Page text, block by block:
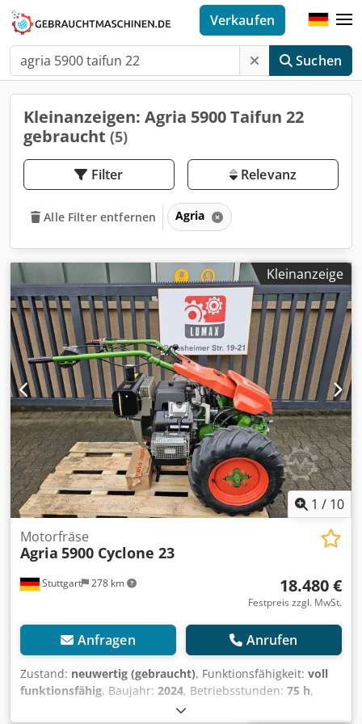
Suchen
Verkaufen
Kleinanzeigen: Agria 5900 Taifun 22
gebraucht (5)
Filter Relevanz
Alle Filter entfernen Agria
Kleinanzeige
1 / 10
Stuttgart 278 km
Motorfräse
Agria 5900 Cyclone 23
18.480 €
Festpreis zzgl. MwSt.
Anfragen Anrufen
Zustand: neuwertig (gebraucht), Funktionsfähigkeit: voll
funktionsfähig, Baujahr: 2024, Betriebsstunden: 75 h,
16,92 kW (23,00 PS), Kraftstofftyp: